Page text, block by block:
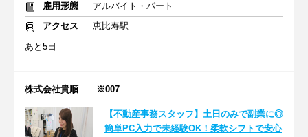
雇用形態
アルバイト・パート
アクセス
恵比寿駅
あと5日
株式会社貴順 ※007
【不動産事務スタッフ】土日のみで副業に◎
簡単PC入力で未経験OK！柔軟シフトで安心